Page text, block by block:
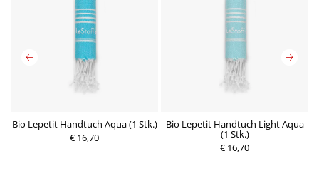
Bio Lepetit Handtuch Aqua (1 Stk.)
€ 16,70
Bio Lepetit Handtuch Light Aqua
(1 Stk.)
€ 16,70